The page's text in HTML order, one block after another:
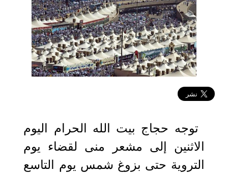
توجه حجاج بيت الله الحرام اليوم
الاثنين إلى مشعر منى لقضاء يوم
التروية حتى بزوغ شمس يوم التاسع